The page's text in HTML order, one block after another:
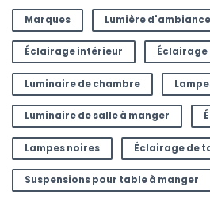
Marques Lumière d'ambiance
Éclairage intérieur Éclairage
Luminaire de chambre
Luminaire de salle à manger
Lampes noires Éclairage de
Suspensions pour table à manger